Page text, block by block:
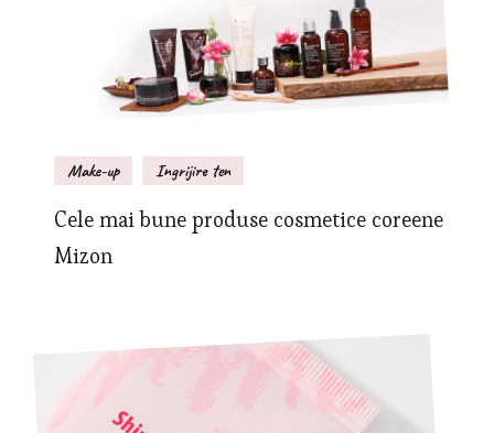
Make-up Ingrijire ten
Cele mai bune produse cosmetice coreene
Mizon